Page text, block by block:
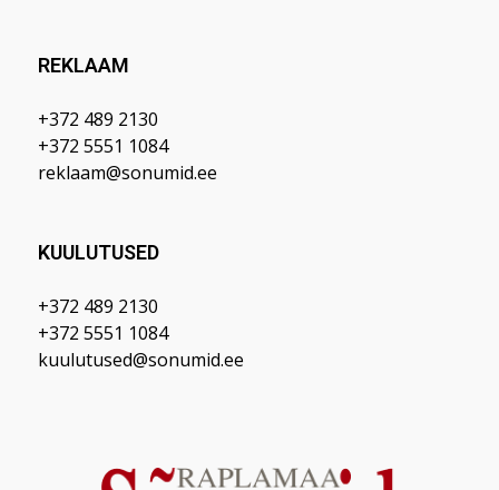
REKLAAM
+372 489 2130
+372 5551 1084
reklaam@sonumid.ee
KUULUTUSED
+372 489 2130
+372 5551 1084
kuulutused@sonumid.ee